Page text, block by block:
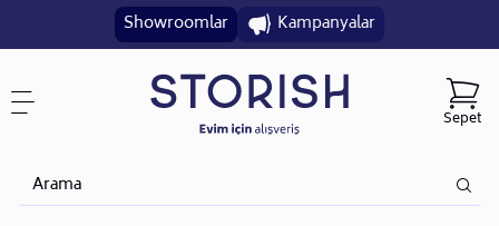
Showroomlar Kampanyalar
Sepet